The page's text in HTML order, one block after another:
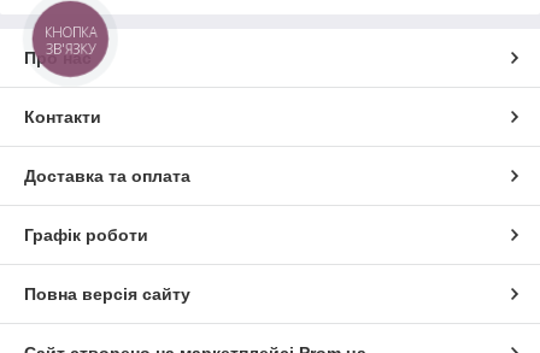
Про нас
Контакти
Доставка та оплата
Графік роботи
Повна версія сайту
КНОПКА
ЗВ'ЯЗКУ